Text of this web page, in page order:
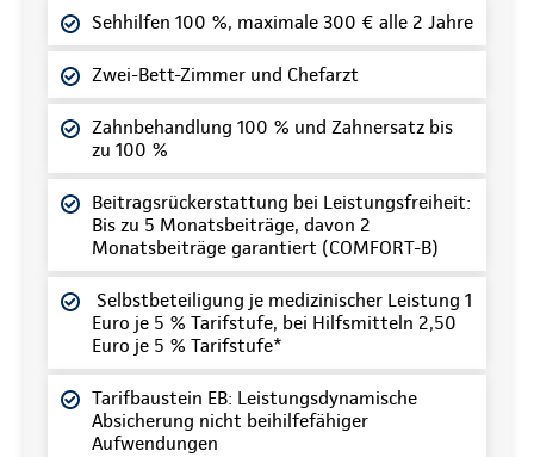
Sehhilfen 100 %, maximale 300 € alle 2 Jahre
Zwei-Bett-Zimmer und Chefarzt
Zahnbehandlung 100 % und Zahnersatz bis
zu 100 %
Beitragsrückerstattung bei Leistungsfreiheit:
Bis zu 5 Monatsbeiträge, davon 2
Monatsbeiträge garantiert (COMFORT-B)
Selbstbeteiligung je medizinischer Leistung 1
Euro je 5 % Tarifstufe, bei Hilfsmitteln 2,50
Euro je 5 % Tarifstufe*
Tarifbaustein EB: Leistungsdynamische
Absicherung nicht beihilfefähiger
Aufwendungen